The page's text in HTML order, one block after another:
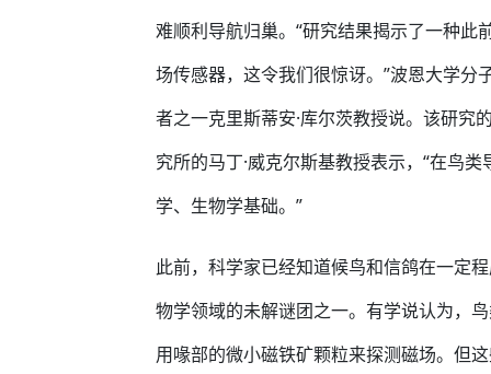
难顺利导航归巢。“研究结果揭示了一种
场传感器，这令我们很惊讶。”波恩大学
者之一克里斯蒂安·库尔茨教授说。该研究
究所的马丁·威克尔斯基教授表示，“在鸟
学、生物学基础。”
此前，科学家已经知道候鸟和信鸽在一定
物学领域的未解谜团之一。有学说认为，
用喙部的微小磁铁矿颗粒来探测磁场。但